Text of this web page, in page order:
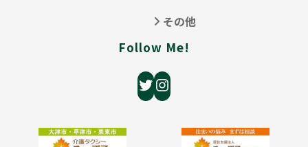
その他
Follow Me!